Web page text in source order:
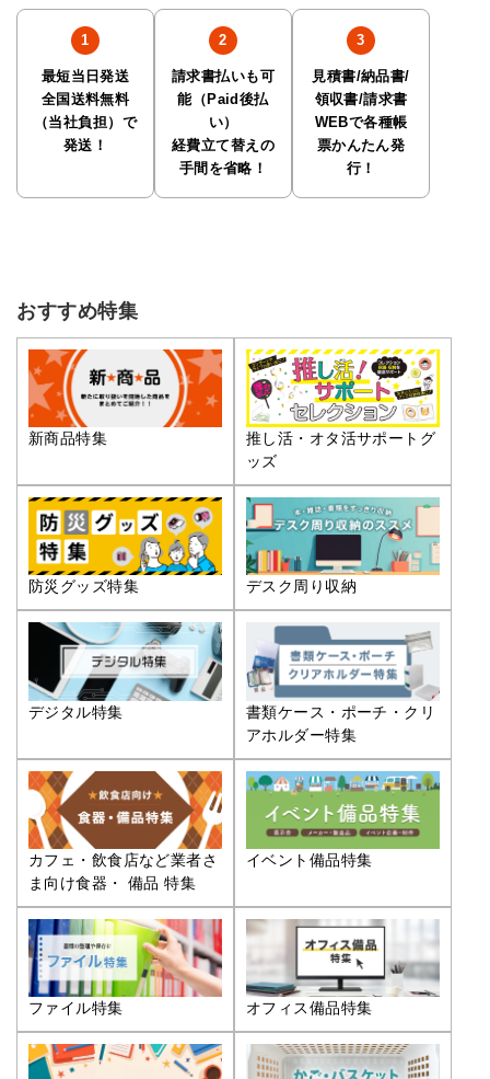
最短当日発送
全国送料無料
（当社負担）で
発送！
請求書払いも可
能（Paid後払
い）
経費立て替えの
手間を省略！
見積書/納品書/
領収書/請求書
WEBで各種帳
票かんたん発
行！
おすすめ特集
新商品特集
推し活・オタ活サポートグ
ッズ
防災グッズ特集 デスク周り収納
デジタル特集
書類ケース・ポーチ・クリ
アホルダー特集
カフェ・飲食店など業者さ
ま向け食器・ 備品 特集
イベント備品特集
ファイル特集 オフィス備品特集